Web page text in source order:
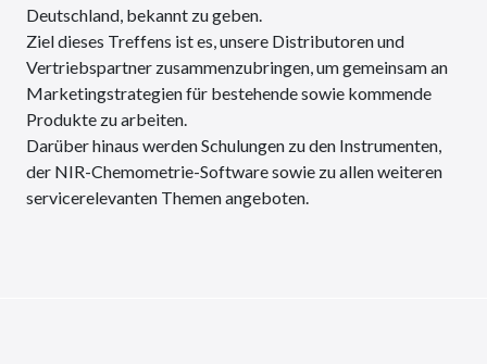
Deutschland, bekannt zu geben.
Ziel dieses Treffens ist es, unsere Distributoren und
Vertriebspartner zusammenzubringen, um gemeinsam an
Marketingstrategien für bestehende sowie kommende
Produkte zu arbeiten.
Darüber hinaus werden Schulungen zu den Instrumenten,
der NIR-Chemometrie-Software sowie zu allen weiteren
servicerelevanten Themen angeboten.